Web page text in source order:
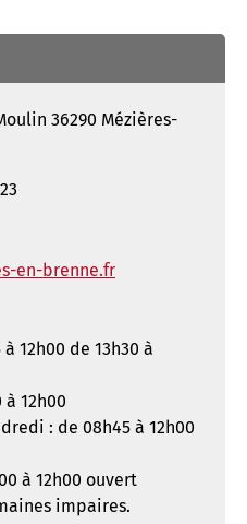
36290 Mézières-
en-brenne.fr
12h00 de 13h30 à
12h00
: de 08h45 à 12h00
à 12h00 ouvert
impaires.